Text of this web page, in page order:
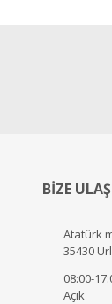
BİZE
Atatürk
35430
08:00-
Açık